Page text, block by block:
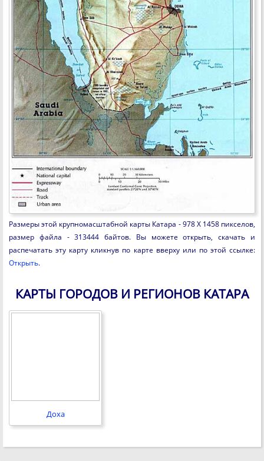
Размеры этой крупномасштабной карты Катара - 978 X 1458 пикселов,
размер файла - 313444 байтов. Вы можете открыть, скачать и
распечатать эту карту кликнув по карте вверху или по этой ссылке:
Открыть.
КАРТЫ ГОРОДОВ И РЕГИОНОВ КАТАРА
Доха